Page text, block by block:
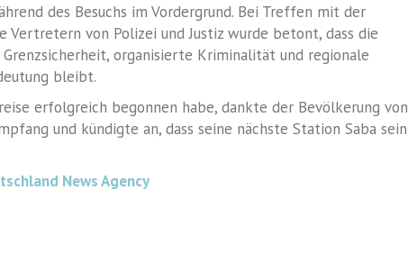
des Besuchs im Vordergrund. Bei Treffen mit der
Vertretern von Polizei und Justiz wurde betont, dass die
organisierte Kriminalität und regionale
bleibt.
erfolgreich begonnen habe, dankte der Bevölkerung von
und kündigte an, dass seine nächste Station Saba sein
News Agency